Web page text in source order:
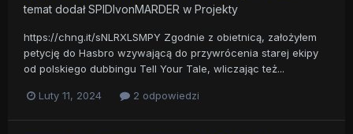
temat dodałSPIDIvonMARDER w Projekty
https://chng.it/sNLRXLSMPY Zgodnie z obietnicą, założyłem
petycję do Hasbro wzywającą do przywrócenia starej ekipy
od polskiego dubbingu Tell Your Tale, wliczając też...
Luty 11, 2024 2 odpowiedzi